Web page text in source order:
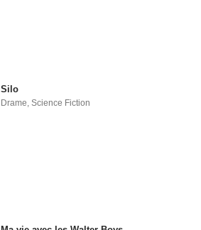
Silo
Drame,Science Fiction